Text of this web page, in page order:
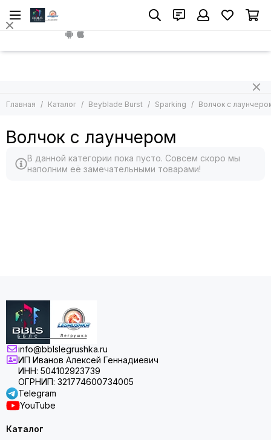
Beyblade Burst
Все товары
Super Z
Sparking
Sparking
Все товары
Лаунчеры
BU
Главная Каталог Beyblade Burst Sparking Волчок с
Волчок с лаунчером
В данной категории пока пусто. Совсем скоро мы
наполним её замечательными товарами!
info@bblslegrushka.ru
ИП Иванов Алексей Геннадиевич
ИНН: 504102923739
ОГРНИП: 321774600734005
Telegram
YouTube
Каталог